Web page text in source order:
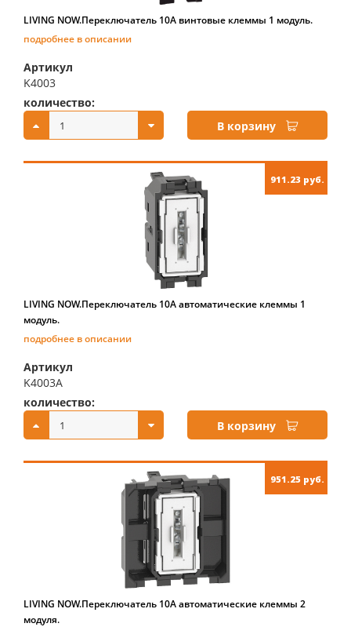
LIVING NOW.Переключатель 10А винтовые клеммы 1 модуль.
подробнее в описании
Артикул
K4003
количество:
В корзину
911.23 руб.
LIVING NOW.Переключатель 10А автоматические клеммы 1
модуль.
подробнее в описании
Артикул
K4003A
количество:
В корзину
951.25 руб.
LIVING NOW.Переключатель 10А автоматические клеммы 2
модуля.